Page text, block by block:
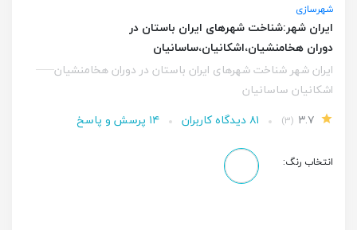
شهرسازی
ایران شهر:شناخت شهرهای ایران باستان در
دوران هخامنشیان،اشکانیان،ساسانیان
ایران شهر شناخت شهرهای ایران باستان در دوران هخامنشیان
اشکانیان ساسانیان
(۳) ۸۱ دیدگاه کاربران ۱۴ پرسش و پاسخ
انتخاب رنگ: